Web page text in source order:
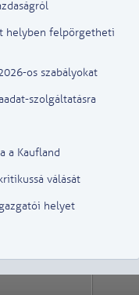
helyben felpörgetheti
os szabályokat
szolgáltatásra
a Kaufland
válását
helyet